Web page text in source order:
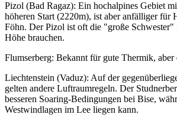
Pizol (Bad Ragaz): Ein hochalpines Gebiet
höheren Start (2220m), ist aber anfälliger für
Föhn. Der Pizol ist oft die "große Schwester"
Höhe brauchen.
Flumserberg: Bekannt für gute Thermik, aber
Liechtenstein (Vaduz): Auf der
gelten andere Luftraumregeln. Der
besseren Soaring-Bedingungen bei Bise,
Westwindlagen im Lee liegen kann.